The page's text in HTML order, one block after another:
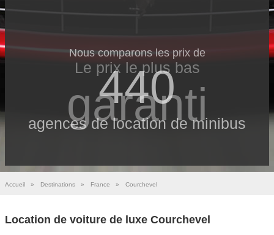
Nous comparons les prix de
440
agences de location de minibus
Le prix le​ plus bas
garanti
Accueil » Destinations » France » Courchevel
Location de voiture de luxe Courchevel